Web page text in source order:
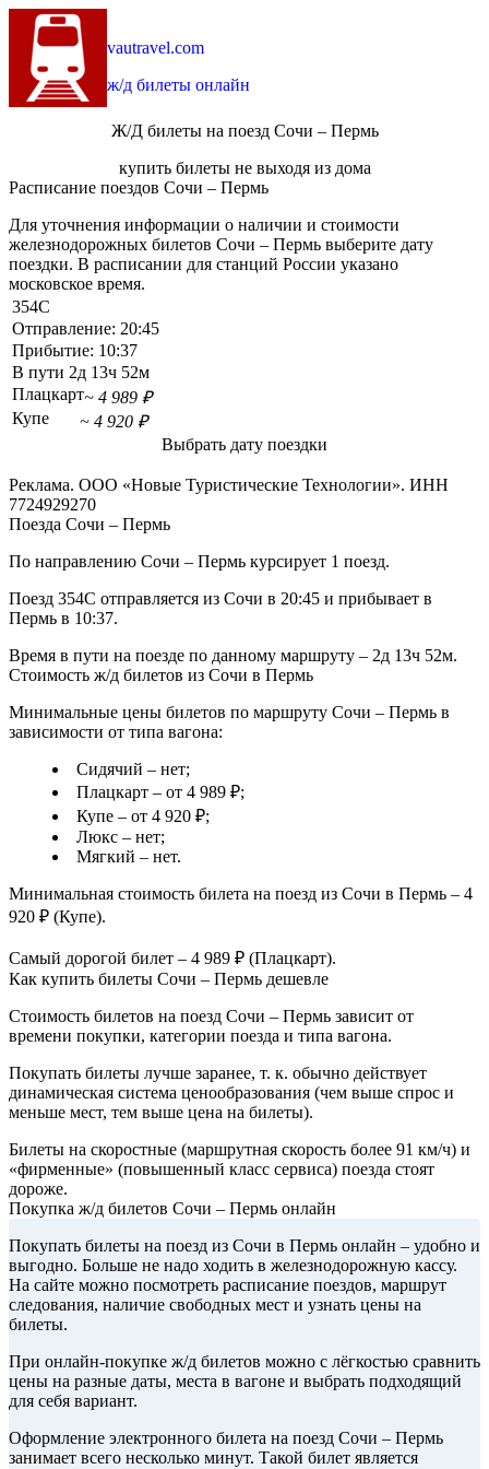
vautravel.com
ж/д билеты онлайн
Ж/Д билеты на поезд Сочи – Пермь
купить билеты не выходя из дома
Расписание поездов Сочи – Пермь
Для уточнения информации о наличии и стоимости
железнодорожных билетов Сочи – Пермь выберите дату
поездки. В расписании для станций России указано
московское время.
354С
Отправление: 20:45
Прибытие: 10:37
В пути 2д 13ч 52м
Плацкарт~ 4 989 ₽
Купе
~ 4 920 ₽
Выбрать дату поездки
Реклама. ООО «Новые Туристические Технологии». ИНН
7724929270
Поезда Сочи – Пермь
По направлению Сочи – Пермь курсирует 1 поезд.
Поезд 354С отправляется из Сочи в 20:45 и прибывает в
Пермь в 10:37.
Время в пути на поезде по данному маршруту – 2д 13ч 52м.
Стоимость ж/д билетов из Сочи в Пермь
Минимальные цены билетов по маршруту Сочи – Пермь в
зависимости от типа вагона:
Сидячий – нет;
Плацкарт – от 4 989 ₽;
Купе – от 4 920 ₽;
Люкс – нет;
Мягкий – нет.
Минимальная стоимость билета на поезд из Сочи в Пермь – 4
920 ₽ (Купе).
Самый дорогой билет – 4 989 ₽ (Плацкарт).
Как купить билеты Сочи – Пермь дешевле
Стоимость билетов на поезд Сочи – Пермь зависит от
времени покупки, категории поезда и типа вагона.
Покупать билеты лучше заранее, т. к. обычно действует
динамическая система ценообразования (чем выше спрос и
меньше мест, тем выше цена на билеты).
Билеты на скоростные (маршрутная скорость более 91 км/ч) и
«фирменные» (повышенный класс сервиса) поезда стоят
дороже.
Покупка ж/д билетов Сочи – Пермь онлайн
Покупать билеты на поезд из Сочи в Пермь онлайн – удобно и
выгодно. Больше не надо ходить в железнодорожную кассу.
На сайте можно посмотреть расписание поездов, маршрут
следования, наличие свободных мест и узнать цены на
билеты.
При онлайн-покупке ж/д билетов можно с лёгкостью сравнить
цены на разные даты, места в вагоне и выбрать подходящий
для себя вариант.
Оформление электронного билета на поезд Сочи – Пермь
занимает всего несколько минут. Такой билет является